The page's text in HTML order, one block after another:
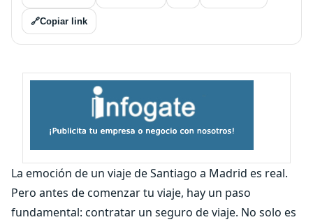
🔗Copiar link
La emoción de un viaje de Santiago a Madrid es real.
Pero antes de comenzar tu viaje, hay un paso
fundamental: contratar un seguro de viaje. No solo es